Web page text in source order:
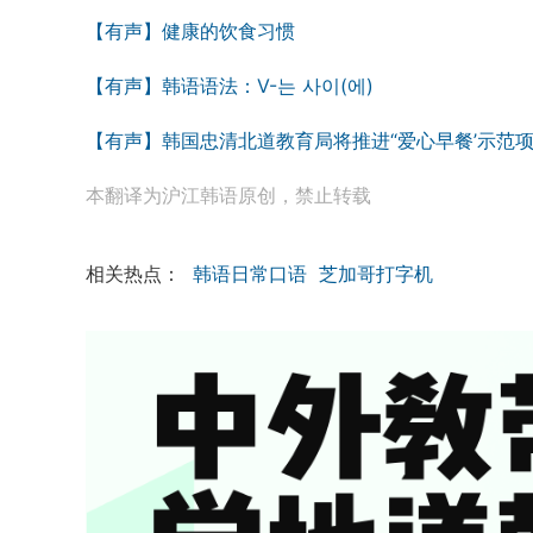
【有声】健康的饮食习惯
【有声】韩语语法：V-는 사이(에)
【有声】韩国忠清北道教育局将推进“爱心早餐’示范
本翻译为沪江韩语原创，禁止转载
相关热点： 韩语日常口语 芝加哥打字机